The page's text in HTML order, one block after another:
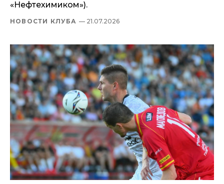
«Нефтехимиком»).
НОВОСТИ КЛУБА — 21.07.2026